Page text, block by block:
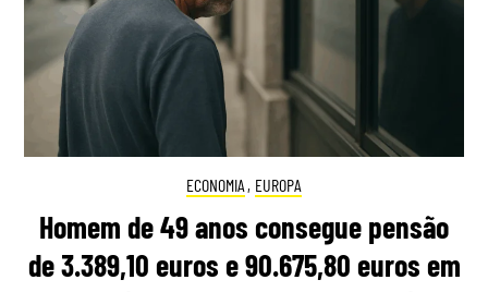
ECONOMIA , EUROPA
Homem de 49 anos consegue pensão
de 3.389,10 euros e 90.675,80 euros em